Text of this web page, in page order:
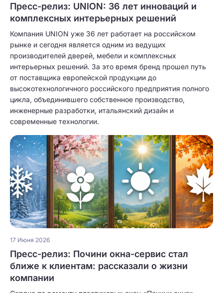
Пресс-релиз: UNION: 36 лет инноваций и
комплексных интерьерных решений
Компания UNION уже 36 лет работает на российском
рынке и сегодня является одним из ведущих
производителей дверей, мебели и комплексных
интерьерных решений. За это время бренд прошел путь
от поставщика европейской продукции до
высокотехнологичного российского предприятия полного
цикла, объединившего собственное производство,
инженерные разработки, итальянский дизайн и
современные технологии.
17 Июня 2026
Пресс-релиз: Почини окна-сервис стал
ближе к клиентам: рассказали о жизни
компании